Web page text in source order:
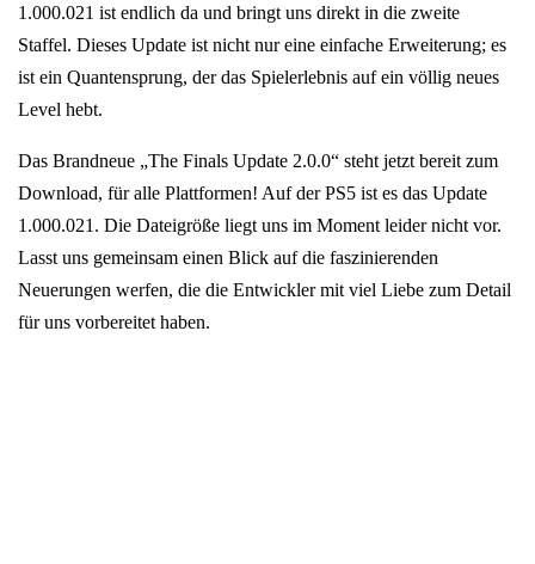
1.000.021 ist endlich da und bringt uns direkt in die zweite
Staffel. Dieses Update ist nicht nur eine einfache Erweiterung; es
ist ein Quantensprung, der das Spielerlebnis auf ein völlig neues
Level hebt.
Das Brandneue „The Finals Update 2.0.0“ steht jetzt bereit zum
Download, für alle Plattformen! Auf der PS5 ist es das Update
1.000.021. Die Dateigröße liegt uns im Moment leider nicht vor.
Lasst uns gemeinsam einen Blick auf die faszinierenden
Neuerungen werfen, die die Entwickler mit viel Liebe zum Detail
für uns vorbereitet haben.